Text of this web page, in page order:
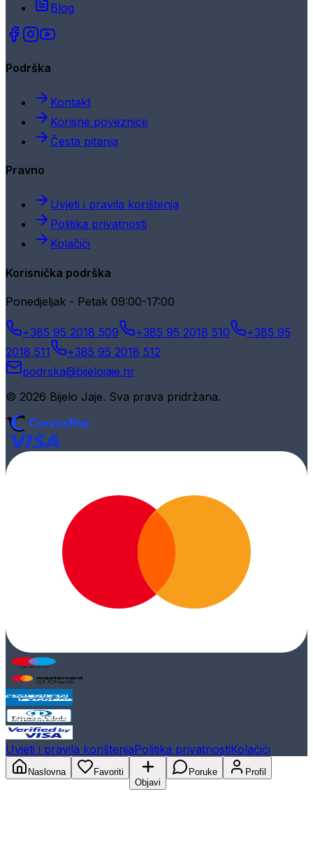
Blog
Podrška
Kontakt
Korisne poveznice
Česta pitanja
Pravno
Uvjeti i pravila korištenja
Politika privatnosti
Kolačići
Korisnička podrška
Ponedjeljak - Petak 09:00-17:00
+385 95 2018 509 +385 95 2018 510
+385 95
2018 511
+385 95 2018 512
podrska@bijelojaje.hr
© 2026 Bijelo Jaje. Sva prava pridržana.
Uvjeti i pravila korištenjaPolitika privatnostiKolačići
Naslovna
Favoriti
Objavi
Poruke Profil